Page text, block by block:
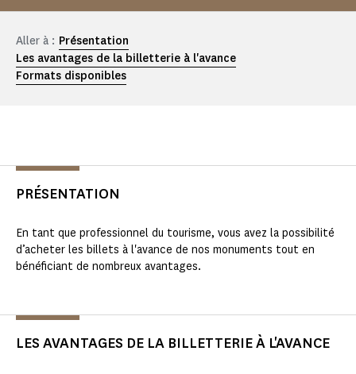
Aller à : Présentation
Les avantages de la billetterie à l'avance
Formats disponibles
PRÉSENTATION
En tant que professionnel du tourisme, vous avez la possibilité
d’acheter les billets à l'avance de nos monuments tout en
bénéficiant de nombreux avantages.
LES AVANTAGES DE LA BILLETTERIE À L'AVANCE